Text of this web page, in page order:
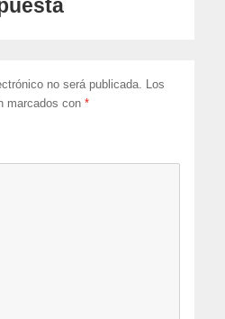
no será publicada. Los
marcados con*